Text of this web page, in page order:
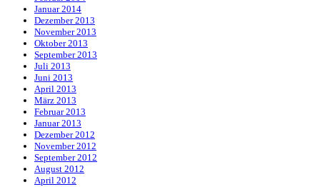
Januar 2014
Dezember 2013
November 2013
Oktober 2013
September 2013
Juli 2013
Juni 2013
April 2013
März 2013
Februar 2013
Januar 2013
Dezember 2012
November 2012
September 2012
August 2012
April 2012